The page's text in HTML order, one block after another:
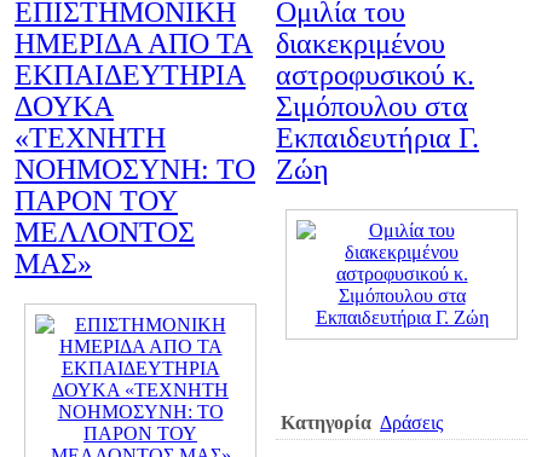
ΕΠΙΣΤΗΜΟΝΙΚΗ
ΗΜΕΡΙΔΑ ΑΠΟ ΤΑ
ΕΚΠΑΙΔΕΥΤΗΡΙΑ
ΔΟΥΚΑ
«ΤΕΧΝΗΤΗ
ΝΟΗΜΟΣΥΝΗ: ΤΟ
ΠΑΡΟΝ ΤΟΥ
ΜΕΛΛΟΝΤΟΣ
ΜΑΣ»
Ομιλία του
διακεκριμένου
αστροφυσικού κ.
Σιμόπουλου στα
Εκπαιδευτήρια Γ.
Ζώη
Κατηγορία Δράσεις